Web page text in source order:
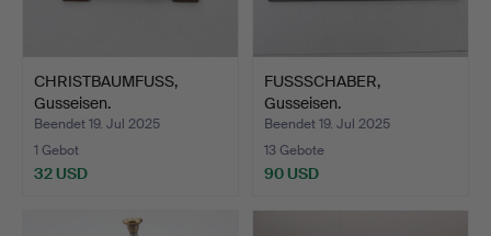
CHRISTBAUMFUSS,
Gusseisen.
Beendet 19. Jul 2025
1 Gebot
32 USD
FUSSSCHABER,
Gusseisen.
Beendet 19. Jul 2025
13 Gebote
90 USD